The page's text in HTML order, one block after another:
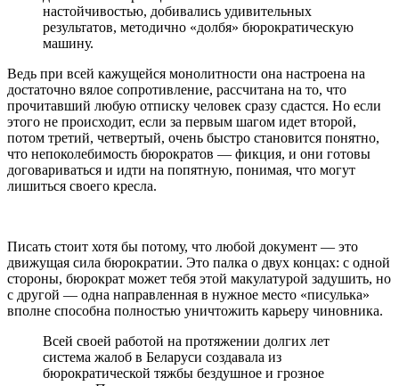
настойчивостью, добивались удивительных
результатов, методично «долбя» бюрократическую
машину.
Ведь при всей кажущейся монолитности она настроена на
достаточно вялое сопротивление, рассчитана на то, что
прочитавший любую отписку человек сразу сдастся. Но если
этого не происходит, если за первым шагом идет второй,
потом третий, четвертый, очень быстро становится понятно,
что непоколебимость бюрократов — фикция, и они готовы
договариваться и идти на попятную, понимая, что могут
лишиться своего кресла.
Писать стоит хотя бы потому, что любой документ — это
движущая сила бюрократии. Это палка о двух концах: с одной
стороны, бюрократ может тебя этой макулатурой задушить, но
с другой — одна направленная в нужное место «писулька»
вполне способна полностью уничтожить карьеру чиновника.
Всей своей работой на протяжении долгих лет
система жалоб в Беларуси создавала из
бюрократической тяжбы бездушное и грозное